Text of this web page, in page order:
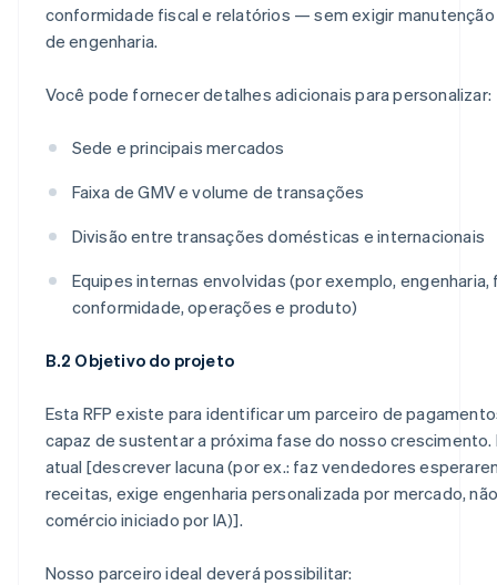
conformidade fiscal e relatórios — sem exigir
de engenharia.
Você pode fornecer detalhes adicionais para personalizar:
Sede e principais mercados
Faixa de GMV e volume de transações
Divisão entre transações domésticas e internacionais
Equipes internas envolvidas (por exemplo, engenharia,
conformidade, operações e produto)
B.2 Objetivo do projeto
Esta RFP existe para identificar um parceiro de
capaz de sustentar a próxima fase do nosso
atual [descrever lacuna (por ex.: faz vendedores
receitas, exige engenharia personalizada por mercado,
comércio iniciado por IA)].
Nosso parceiro ideal deverá possibilitar: